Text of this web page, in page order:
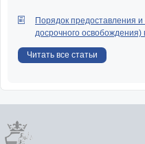
Порядок предоставления
досрочного
Читать все статьи